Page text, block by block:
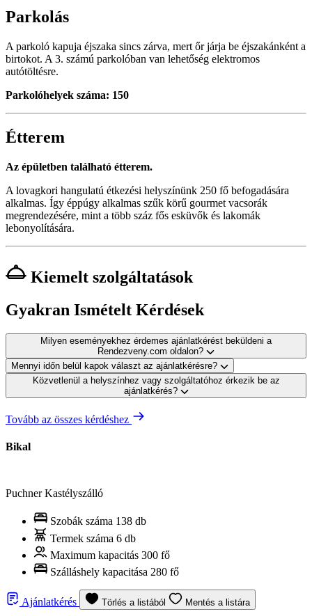
Parkolás
A parkoló kapuja éjszaka sincs zárva, mert őr járja be éjszakánként a
birtokot. A 3. számú parkolóban van lehetőség elektromos
autótöltésre.
Parkolóhelyek száma: 150
Étterem
Az épületben található étterem.
A lovagkori hangulatú étkezési helyszínünk 250 fő befogadására
alkalmas. Így éppúgy alkalmas szűk körű gourmet vacsorák
megrendezésére, mint a több száz fős esküvők és lakomák
lebonyolítására.
Kiemelt szolgáltatások
Gyakran Ismételt Kérdések
Milyen eseményekhez érdemes ajánlatkérést beküldeni a
Rendezveny.com oldalon?
Mennyi időn belül kapok választ az ajánlatkérésre?
Közvetlenül a helyszínhez vagy szolgáltatóhoz érkezik be az
ajánlatkérés?
Tovább az összes kérdéshez
Bikal
Puchner Kastélyszálló
Szobák száma 138 db
Termek száma 6 db
Maximum kapacitás 300 fő
Szálláshely kapacitása 280 fő
Ajánlatkérés Törlés a listából Mentés a listára